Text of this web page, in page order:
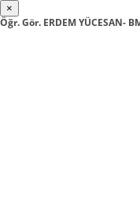
×
Öğr. Gör. ERDEM YÜCESAN-